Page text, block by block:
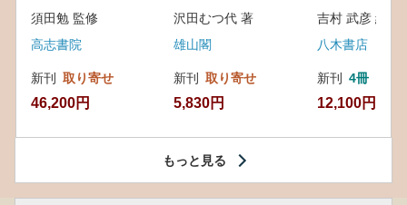
須田勉 監修
高志書院
新刊 取り寄せ
46,200円
沢田むつ代 著
雄山閣
新刊 取り寄せ
5,830円
吉村 武彦 編集
八木書店
新刊 4冊
12,100円
もっと見る